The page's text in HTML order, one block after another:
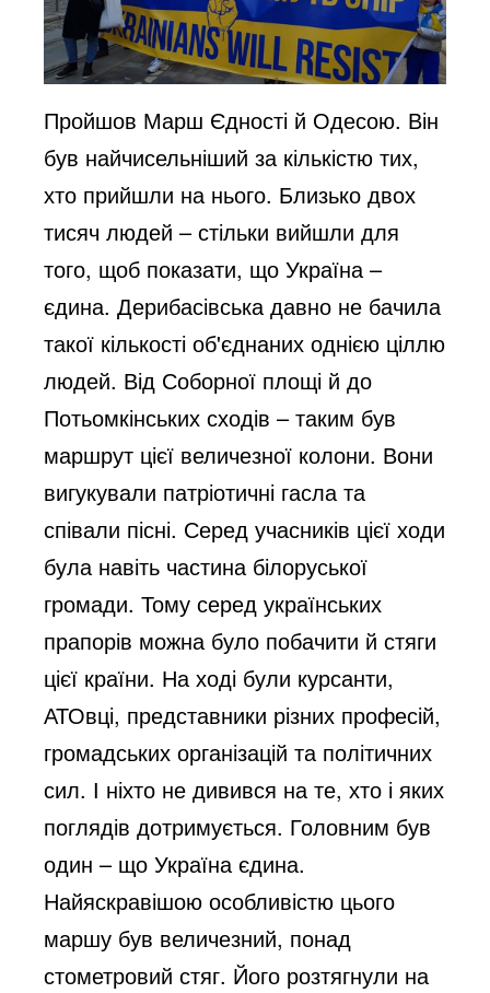
Пройшов Марш Єдності й Одесою. Він
був найчисельніший за кількістю тих,
хто прийшли на нього. Близько двох
тисяч людей – стільки вийшли для
того, щоб показати, що Україна –
єдина. Дерибасівська давно не бачила
такої кількості об'єднаних однією ціллю
людей. Від Соборної площі й до
Потьомкінських сходів – таким був
маршрут цієї величезної колони. Вони
вигукували патріотичні гасла та
співали пісні. Серед учасників цієї ходи
була навіть частина білоруської
громади. Тому серед українських
прапорів можна було побачити й стяги
цієї країни. На ході були курсанти,
АТОвці, представники різних професій,
громадських організацій та політичних
сил. І ніхто не дивився на те, хто і яких
поглядів дотримується. Головним був
один – що Україна єдина.
Найяскравішою особливістю цього
маршу був величезний, понад
стометровий стяг. Його розтягнули на